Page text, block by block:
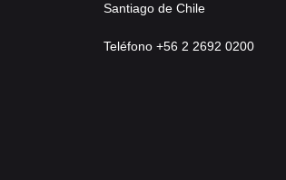
Santiago de Chile
Teléfono +56 2 2692 0200